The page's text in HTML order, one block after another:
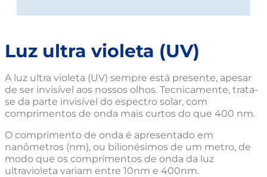
Luz ultra violeta (UV)
A luz ultra violeta (UV) sempre está presente, apesar
de ser invisível aos nossos olhos. Tecnicamente, trata-
se da parte invisível do espectro solar, com
comprimentos de onda mais curtos do que 400 nm.
O comprimento de onda é apresentado em
nanômetros (nm), ou bilionésimos de um metro, de
modo que os comprimentos de onda da luz
ultravioleta variam entre 10nm e 400nm.